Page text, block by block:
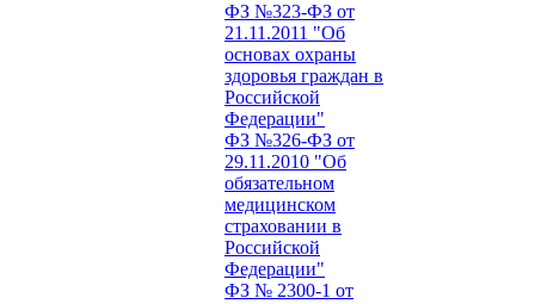
ФЗ №323-ФЗ от
21.11.2011 "Об
основах охраны
здоровья граждан в
Российской
Федерации"
ФЗ №326-ФЗ от
29.11.2010 "Об
обязательном
медицинском
страховании в
Российской
Федерации"
ФЗ № 2300-1 от